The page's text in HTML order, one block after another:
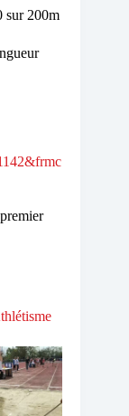
sur 200m